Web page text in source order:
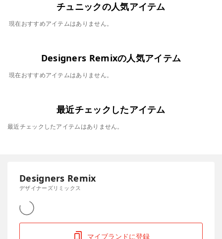
チュニックの人気アイテム
現在おすすめアイテムはありません。
Designers Remixの人気アイテム
現在おすすめアイテムはありません。
最近チェックしたアイテム
最近チェックしたアイテムはありません。
Designers Remix
デザイナーズリミックス
マイブランドに登録